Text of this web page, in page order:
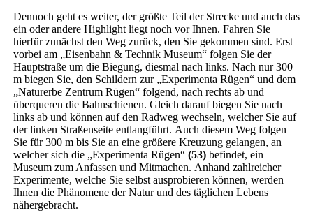
Dennoch geht es weiter, der größte Teil der Strecke und auch das
ein oder andere Highlight liegt noch vor Ihnen. Fahren Sie
hierfür zunächst den Weg zurück, den Sie gekommen sind. Erst
vorbei am „Eisenbahn & Technik Museum“ folgen Sie der
Hauptstraße um die Biegung, diesmal nach links. Nach nur 300
m biegen Sie, den Schildern zur „Experimenta Rügen“ und dem
„Naturerbe Zentrum Rügen“ folgend, nach rechts ab und
überqueren die Bahnschienen. Gleich darauf biegen Sie nach
links ab und können auf den Radweg wechseln, welcher Sie auf
der linken Straßenseite entlangführt. Auch diesem Weg folgen
Sie für 300 m bis Sie an eine größere Kreuzung gelangen, an
welcher sich die „Experimenta Rügen“ (53) befindet, ein
Museum zum Anfassen und Mitmachen. Anhand zahlreicher
Experimente, welche Sie selbst ausprobieren können, werden
Ihnen die Phänomene der Natur und des täglichen Lebens
nähergebracht.